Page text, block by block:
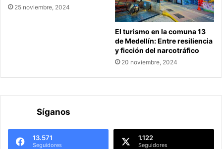
25 noviembre, 2024
El turismo en la comuna 13
de Medellín: Entre resiliencia
y ficción del narcotráfico
20 noviembre, 2024
Síganos
13.571
Seguidores
1.122
Seguidores